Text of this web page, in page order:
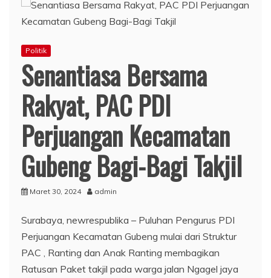
Politik
Senantiasa Bersama
Rakyat, PAC PDI
Perjuangan Kecamatan
Gubeng Bagi-Bagi Takjil
Maret 30, 2024 admin
Surabaya, newrespublika – Puluhan Pengurus PDI
Perjuangan Kecamatan Gubeng mulai dari Struktur
PAC , Ranting dan Anak Ranting membagikan
Ratusan Paket takjil pada warga jalan Ngagel jaya